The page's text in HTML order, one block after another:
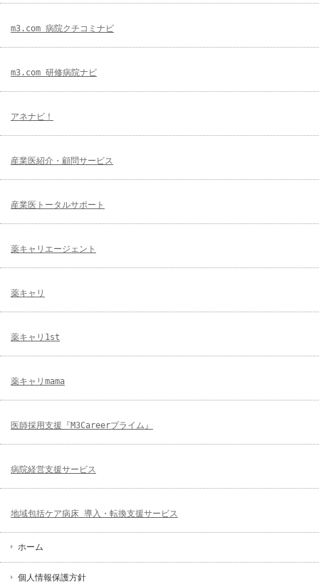
m3.com 病院クチコミナビ
m3.com 研修病院ナビ
アネナビ！
産業医紹介・顧問サービス
産業医トータルサポート
薬キャリエージェント
薬キャリ
薬キャリ1st
薬キャリmama
医師採用支援『M3Careerプライム』
病院経営支援サービス
地域包括ケア病床 導入・転換支援サービス
ホーム
個人情報保護方針